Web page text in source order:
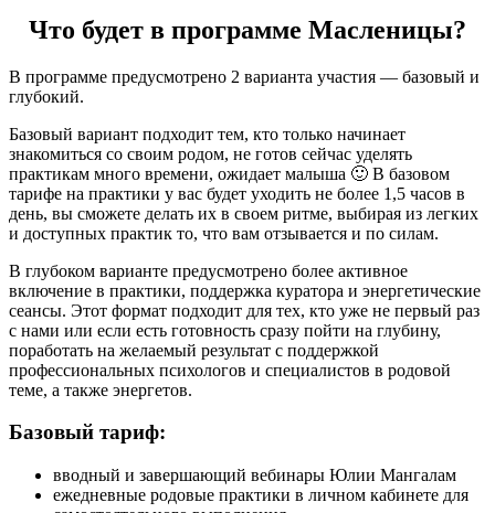
Что будет в программе Масленицы?
В программе предусмотрено 2 варианта участия — базовый и
глубокий.
Базовый вариант подходит тем, кто только начинает
знакомиться со своим родом, не готов сейчас уделять
практикам много времени, ожидает малыша 🙂 В базовом
тарифе на практики у вас будет уходить не более 1,5 часов в
день, вы сможете делать их в своем ритме, выбирая из легких
и доступных практик то, что вам отзывается и по силам.
В глубоком варианте предусмотрено более активное
включение в практики, поддержка куратора и энергетические
сеансы. Этот формат подходит для тех, кто уже не первый раз
с нами или если есть готовность сразу пойти на глубину,
поработать на желаемый результат с поддержкой
профессиональных психологов и специалистов в родовой
теме, а также энергетов.
Базовый тариф:
вводный и завершающий вебинары Юлии Мангалам
ежедневные родовые практики в личном кабинете для